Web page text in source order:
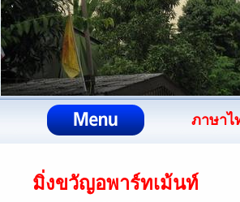
ภาษาไ
มิ่งขวัญอพาร์ทเม้นท์